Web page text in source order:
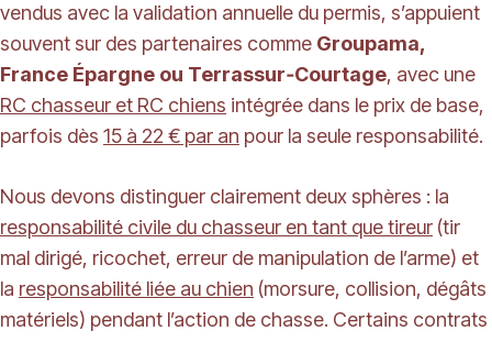
vendus avec la validation annuelle du permis, s’appuient
souvent sur des partenaires comme Groupama,
France Épargne ou Terrassur‑Courtage, avec une
RC chasseur et RC chiens intégrée dans le prix de base,
parfois dès 15 à 22 € par an pour la seule responsabilité.
Nous devons distinguer clairement deux sphères : la
responsabilité civile du chasseur en tant que tireur (tir
mal dirigé, ricochet, erreur de manipulation de l’arme) et
la responsabilité liée au chien (morsure, collision, dégâts
matériels) pendant l’action de chasse. Certains contrats